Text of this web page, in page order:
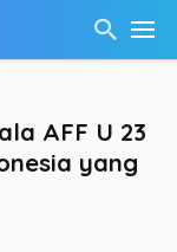
AFF U 23
yang